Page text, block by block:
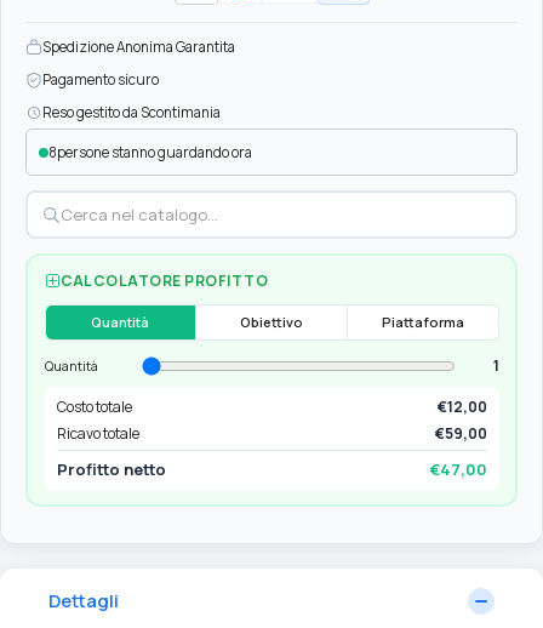
Spedizione Anonima Garantita
Pagamento sicuro
Reso gestito da Scontimania
8persone stanno guardando ora
CALCOLATORE PROFITTO
Quantità Obiettivo Piattaforma
Quantità
1
Costo totale
€12,00
Ricavo totale
€59,00
Profitto netto €47,00
Dettagli